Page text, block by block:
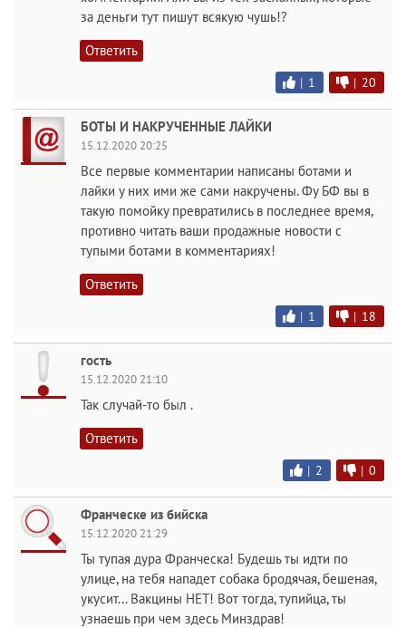
за деньги тут пишут всякую чушь!?
Ответить
| 1 | 20
БОТЫ И НАКРУЧЕННЫЕ ЛАЙКИ
15.12.2020 20:25
Все первые комментарии написаны ботами и
лайки у них ими же сами накручены. Фу БФ вы в
такую помойку превратились в последнее время,
противно читать ваши продажные новости с
тупыми ботами в комментариях!
Ответить
| 1 | 18
гость
15.12.2020 21:10
Так случай-то был .
Ответить
| 2 | 0
Франческе из бийска
15.12.2020 21:29
Ты тупая дура Франческа! Будешь ты идти по
улице, на тебя нападет собака бродячая, бешеная,
укусит... Вакцины НЕТ! Вот тогда, тупийца, ты
узнаешь при чем здесь Минздрав!